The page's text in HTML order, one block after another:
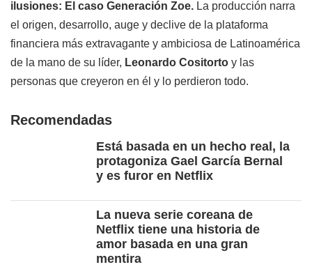
ilusiones: El caso Generación Zoe. La producción narra
el origen, desarrollo, auge y declive de la plataforma
financiera más extravagante y ambiciosa de Latinoamérica
de la mano de su líder, Leonardo Cositorto y las
personas que creyeron en él y lo perdieron todo.
Recomendadas
Está basada en un hecho real, la
protagoniza Gael García Bernal
y es furor en Netflix
La nueva serie coreana de
Netflix tiene una historia de
amor basada en una gran
mentira